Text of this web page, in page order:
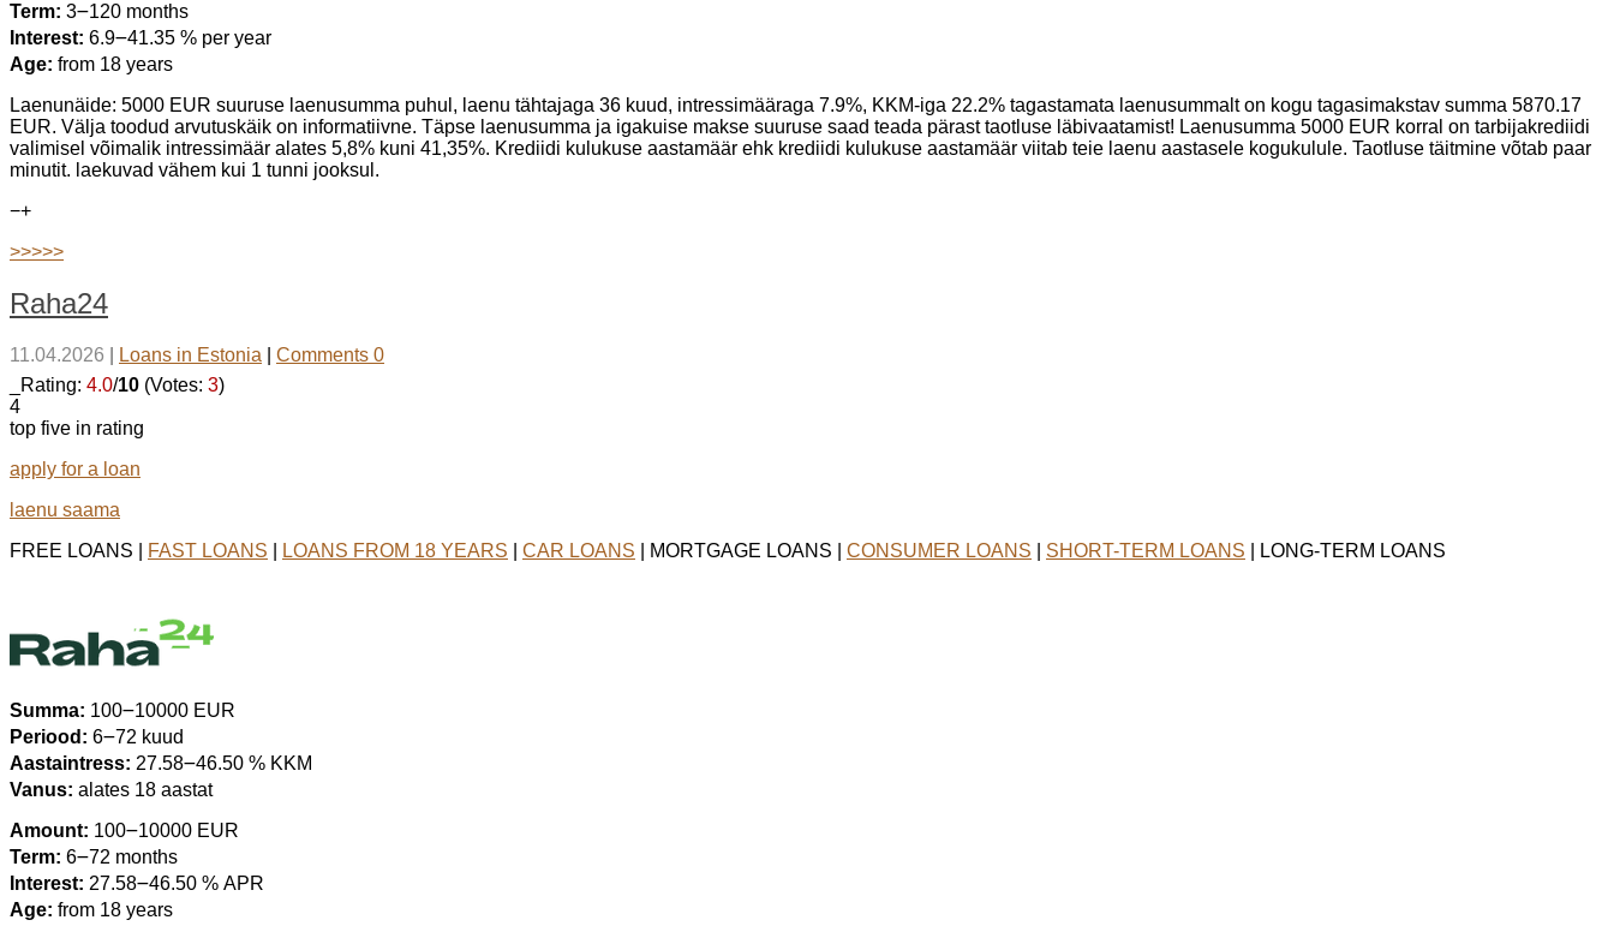
Term: 3౼120 months
Interest: 6.9౼41.35 % per year
Age: from 18 years
Laenunäide: 5000 EUR suuruse laenusumma puhul, laenu tähtajaga 36 kuud, intressimääraga 7.9%, KKM-iga 22.2% tagastamata laenusummalt on kogu tagasimakstav summa 5870.17
EUR. Välja toodud arvutuskäik on informatiivne. Täpse laenusumma ja igakuise makse suuruse saad teada pärast taotluse läbivaatamist! Laenusumma 5000 EUR korral on tarbijakrediidi
valimisel võimalik intressimäär alates 5,8% kuni 41,35%. Krediidi kulukuse aastamäär ehk krediidi kulukuse aastamäär viitab teie laenu aastasele kogukulule. Taotluse täitmine võtab paar
minutit. laekuvad vähem kui 1 tunni jooksul.
−+
>>>>>
Raha24
11.04.2026 Loans in Estonia
Comments 0
_Rating: 4.0/10 (Votes: 3)
4
top five in rating
apply for a loan
laenu saama
FREE LOANS |
FAST LOANS LOANS FROM 18 YEARS CAR LOANS | MORTGAGE LOANS | CONSUMER LOANS SHORT-TERM LOANS | LONG-TERM LOANS
Summa: 100౼10000 EUR
Periood: 6౼72 kuud
Aastaintress: 27.58౼46.50 % KKM
Vanus: alates 18 aastat
Amount: 100౼10000 EUR
Term: 6౼72 months
Interest: 27.58౼46.50 % APR
Age: from 18 years